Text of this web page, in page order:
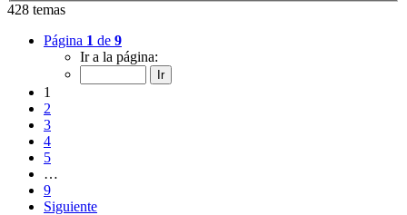
428 temas
Página 1 de 9
Ir a la página:
1
2
3
4
5
…
9
Siguiente